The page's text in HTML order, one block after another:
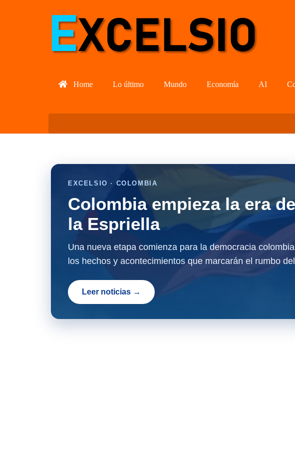
Home Lo último Mundo Economía AI
EXCELSIO · COLOMBIA
Colombia empieza la era
la Espriella
Una nueva etapa comienza para la democracia
los hechos y acontecimientos que marcarán el rumbo
Leer noticias →